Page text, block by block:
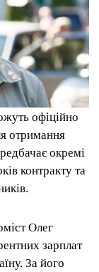
офіційно
отримання
окремі
контракту та
Олег
зарплат
За його